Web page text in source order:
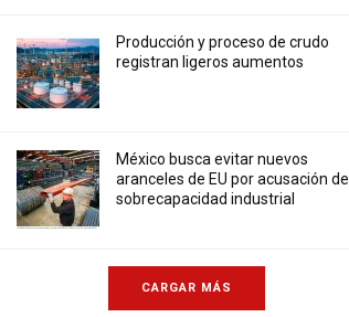
Producción y proceso de crudo
registran ligeros aumentos
México busca evitar nuevos
aranceles de EU por acusación de
sobrecapacidad industrial
CARGAR MÁS